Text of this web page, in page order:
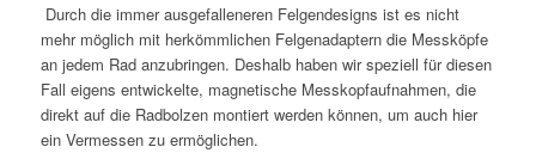
Durch die immer ausgefalleneren Felgendesigns ist es nicht
mehr möglich mit herkömmlichen Felgenadaptern die Messköpfe
an jedem Rad anzubringen. Deshalb haben wir speziell für diesen
Fall eigens entwickelte, magnetische Messkopfaufnahmen, die
direkt auf die Radbolzen montiert werden können, um auch hier
ein Vermessen zu ermöglichen.